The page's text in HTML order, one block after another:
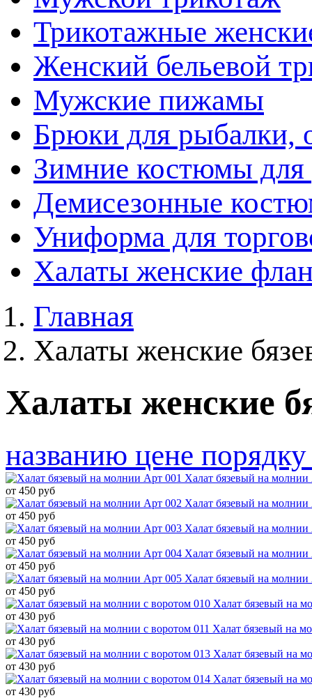
Трикотажные
Женский бельевой
Мужские пижамы
Брюки для рыбалки,
Зимние костюмы для
Демисезонные
Униформа для
Халаты женские
Главная
Халаты женские
Халаты женские
названию цене порядку
Халат бязевый на молнии
от 450 руб
Халат бязевый на молнии
от 450 руб
Халат бязевый на молнии
от 450 руб
Халат бязевый на молнии
от 450 руб
Халат бязевый на молнии
от 450 руб
Халат бязевый на
от 430 руб
Халат бязевый на
от 430 руб
Халат бязевый на
от 430 руб
Халат бязевый на
от 430 руб